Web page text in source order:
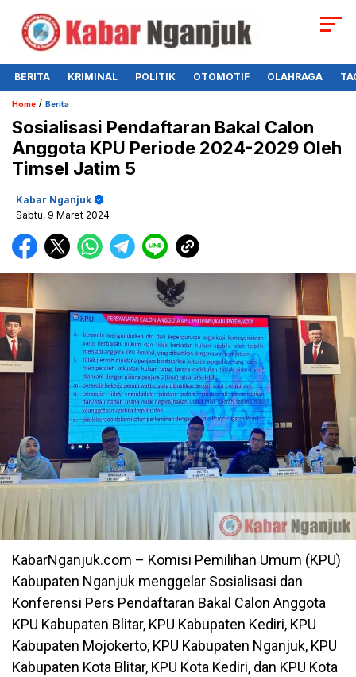
BERITA KRIMINAL POLITIK OTOMOTIF OLAHRAGA
Home / Berita
Sosialisasi Pendaftaran Bakal Calon
Anggota KPU Periode 2024-2029 Oleh
Timsel Jatim 5
Kabar Nganjuk
Sabtu, 9 Maret 2024
KabarNganjuk.com – Komisi Pemilihan Umum (KPU)
Kabupaten Nganjuk menggelar Sosialisasi dan
Konferensi Pers Pendaftaran Bakal Calon Anggota
KPU Kabupaten Blitar, KPU Kabupaten Kediri, KPU
Kabupaten Mojokerto, KPU Kabupaten Nganjuk, KPU
Kabupaten Kota Blitar, KPU Kota Kediri, dan KPU Kota